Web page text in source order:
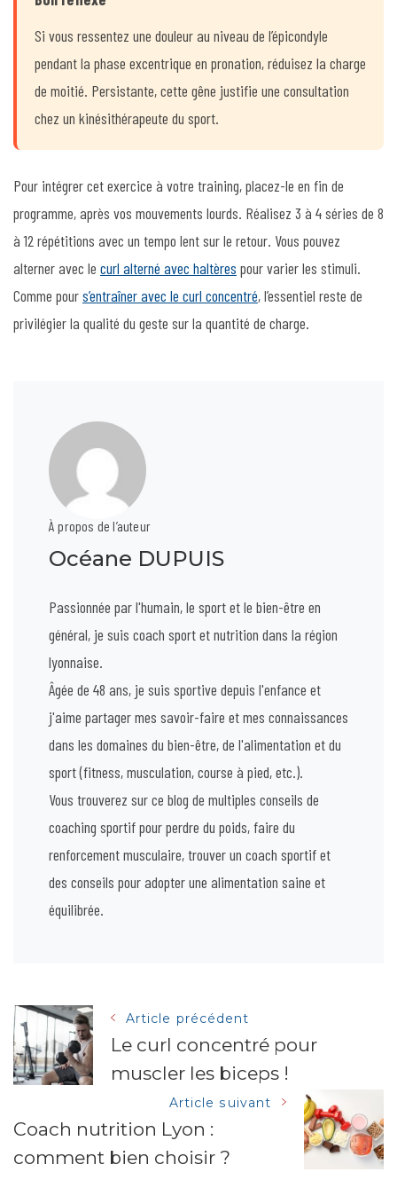
Si vous ressentez une douleur au niveau de l’épicondyle
pendant la phase excentrique en pronation, réduisez la charge
de moitié. Persistante, cette gêne justifie une consultation
chez un kinésithérapeute du sport.
Pour intégrer cet exercice à votre training, placez-le en fin de
programme, après vos mouvements lourds. Réalisez 3 à 4 séries de 8
à 12 répétitions avec un tempo lent sur le retour. Vous pouvez
alterner avec le curl alterné avec haltères pour varier les stimuli.
Comme pours’entraîner avec le curl concentré, l’essentiel reste de
privilégier la qualité du geste sur la quantité de charge.
À propos de l’auteur
Océane DUPUIS
Passionnée par l'humain, le sport et le bien-être en
général, je suis coach sport et nutrition dans la région
lyonnaise.
Âgée de 48 ans, je suis sportive depuis l'enfance et
j'aime partager mes savoir-faire et mes connaissances
dans les domaines du bien-être, de l'alimentation et du
sport (fitness, musculation, course à pied, etc.).
Vous trouverez sur ce blog de multiples conseils de
coaching sportif pour perdre du poids, faire du
renforcement musculaire, trouver un coach sportif et
des conseils pour adopter une alimentation saine et
équilibrée.
Navigation
des
articles
Article précédent
Le curl concentré pour
muscler les biceps !
Article suivant
Coach nutrition Lyon :
comment bien choisir ?